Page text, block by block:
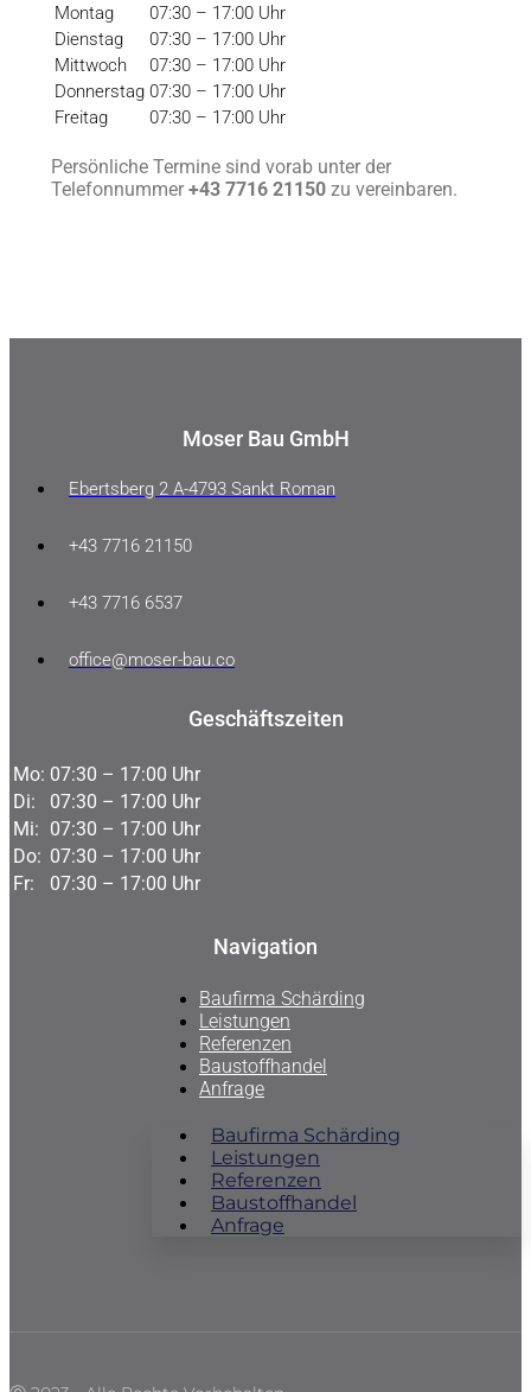
Montag
07:30 – 17:00 Uhr
Dienstag
07:30 – 17:00 Uhr
Mittwoch
07:30 – 17:00 Uhr
Donnerstag 07:30 – 17:00 Uhr
Freitag
07:30 – 17:00 Uhr
Persönliche Termine sind vorab unter der
Telefonnummer +43 7716 21150 zu vereinbaren.
Moser Bau GmbH
Ebertsberg 2 A-4793 Sankt Roman
+43 7716 21150
+43 7716 6537
office@moser-bau.co
Geschäftszeiten
Mo: 07:30 – 17:00 Uhr
Di:
07:30 – 17:00 Uhr
Mi: 07:30 – 17:00 Uhr
Do: 07:30 – 17:00 Uhr
Fr:
07:30 – 17:00 Uhr
Navigation
Baufirma Schärding
Leistungen
Referenzen
Baustoffhandel
Anfrage
Baufirma Schärding
Leistungen
Referenzen
Baustoffhandel
Anfrage